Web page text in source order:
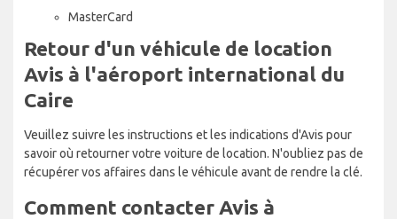
MasterCard
Retour d'un véhicule de location
Avis à l'aéroport international du
Caire
Veuillez suivre les instructions et les indications d'Avis pour
savoir où retourner votre voiture de location. N'oubliez pas de
récupérer vos affaires dans le véhicule avant de rendre la clé.
Comment contacter Avis à